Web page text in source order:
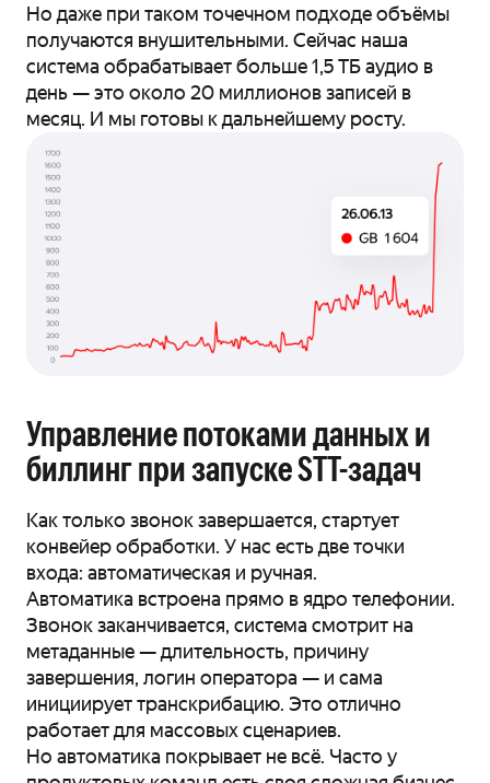
Но даже при таком точечном подходе объёмы
получаются внушительными. Сейчас наша
система обрабатывает больше 1,5 ТБ аудио в
день — это около 20 миллионов записей в
месяц. И мы готовы к дальнейшему росту.
Управление потоками данных и
биллинг при запуске STT-задач
Как только звонок завершается, стартует
конвейер обработки. У нас есть две точки
входа: автоматическая и ручная.
Автоматика встроена прямо в ядро телефонии.
Звонок заканчивается, система смотрит на
метаданные — длительность, причину
завершения, логин оператора — и сама
инициирует транскрибацию. Это отлично
работает для массовых сценариев.
Но автоматика покрывает не всё. Часто у